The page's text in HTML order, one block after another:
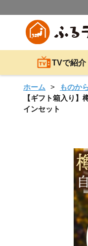
TVで紹介
ホーム ものか
【ギフト箱入り
インセット